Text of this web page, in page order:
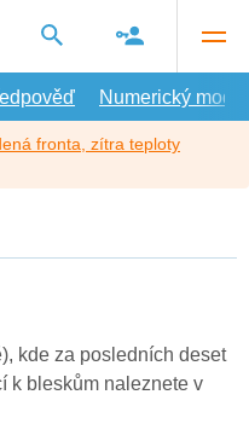
Numerický model
fronta, zítra teploty
kde za posledních deset
k bleskům naleznete v